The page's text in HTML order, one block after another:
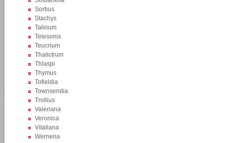
Sorbus
Stachys
Talinum
Telesonix
Teucrium
Thalictrum
Thlaspi
Thymus
Tofieldia
Townsendia
Trollius
Valeriana
Veronica
Vitaliana
Werneria